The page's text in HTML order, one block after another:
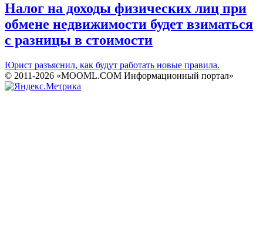
Налог на доходы физических лиц при
обмене недвижимости будет взиматься
с разницы в стоимости
Юрист разъяснил, как будут работать новые правила.
© 2011-2026 «MOOML.COM Информационный портал»